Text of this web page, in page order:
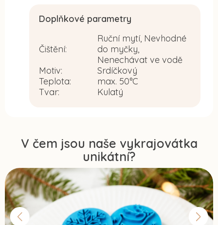
V čem jsou naše vykrajovátka
unikátní?
Doplňkové parametry
Čištění:
Ruční mytí, Nevhodné
do myčky,
Nenechávat ve vodě
Motiv:
Srdíčkový
Teplota:
max. 50°C
Tvar: Kulatý